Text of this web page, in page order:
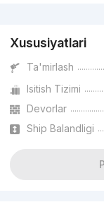
Kelishilgan
Topshirildi 2025
TJ «Zamon»
Xususiyatlari
Ta'mirlash
Isitish Tizimi
Devorlar
Ship Balandligi